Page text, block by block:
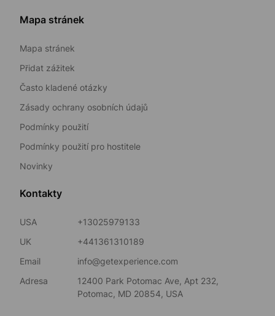
Mapa stránek
Mapa stránek
Přidat zážitek
Často kladené otázky
Zásady ochrany osobních údajů
Podmínky použití
Podmínky použití pro hostitele
Novinky
Kontakty
USA
+13025979133
UK
+441361310189
Email
info@getexperience.com
Adresa
12400 Park Potomac Ave, Apt 232,
Potomac, MD 20854, USA